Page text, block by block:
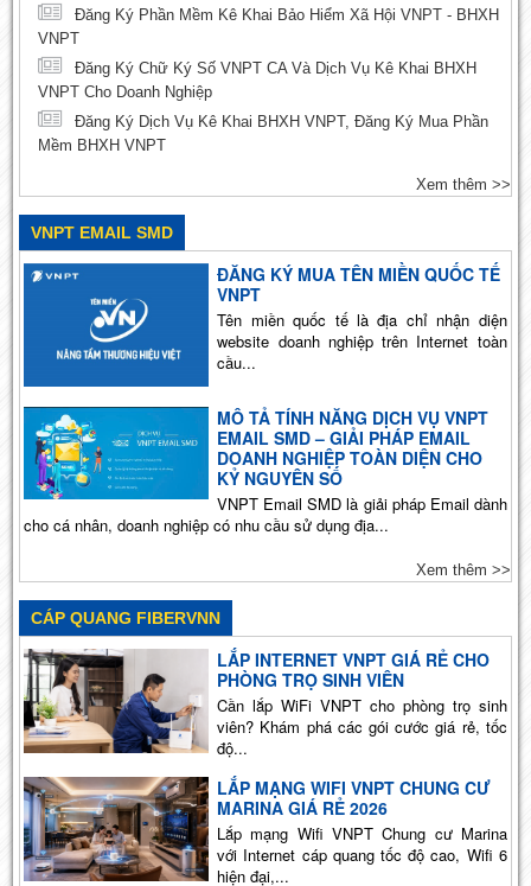
Đăng Ký Phần Mềm Kê Khai Bảo Hiểm Xã Hội VNPT - BHXH
VNPT
Đăng Ký Chữ Ký Số VNPT CA Và Dịch Vụ Kê Khai BHXH
VNPT Cho Doanh Nghiệp
Đăng Ký Dịch Vụ Kê Khai BHXH VNPT, Đăng Ký Mua Phần
Mềm BHXH VNPT
Xem thêm >>
VNPT EMAIL SMD
ĐĂNG KÝ MUA TÊN MIỀN QUỐC TẾ
VNPT
Tên miền quốc tế là địa chỉ nhận diện
website doanh nghiệp trên Internet toàn
cầu...
MÔ TẢ TÍNH NĂNG DỊCH VỤ VNPT
EMAIL SMD – GIẢI PHÁP EMAIL
DOANH NGHIỆP TOÀN DIỆN CHO
KỶ NGUYÊN SỐ
VNPT Email SMD là giải pháp Email dành
cho cá nhân, doanh nghiệp có nhu cầu sử dụng địa...
Xem thêm >>
CÁP QUANG FIBERVNN
LẮP INTERNET VNPT GIÁ RẺ CHO
PHÒNG TRỌ SINH VIÊN
Cần lắp WiFi VNPT cho phòng trọ sinh
viên? Khám phá các gói cước giá rẻ, tốc
độ...
LẮP MẠNG WIFI VNPT CHUNG CƯ
MARINA GIÁ RẺ 2026
Lắp mạng Wifi VNPT Chung cư Marina
với Internet cáp quang tốc độ cao, Wifi 6
hiện đại,...